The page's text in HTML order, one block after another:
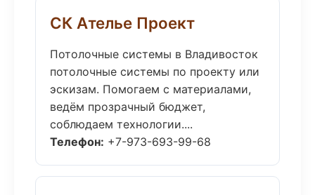
СК Ателье Проект
Потолочные системы в Владивосток
потолочные системы по проекту или
эскизам. Помогаем с материалами,
ведём прозрачный бюджет,
соблюдаем технологии....
Телефон: +7-973-693-99-68